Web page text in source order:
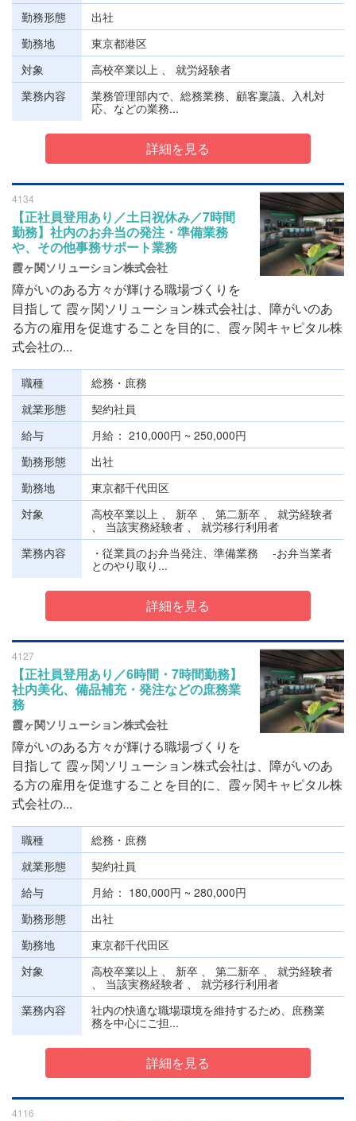
勤務形態
出社
勤務地
東京都港区
対象
高校卒業以上 、 就労経験者
業務内容
業務管理部内で、総務業務、顧客稟議、入札対
応、などの業務...
詳細を見る
4134
【正社員登用あり／土日祝休み／7時間
勤務】社内のお弁当の発注・準備業務
や、その他事務サポート業務
霞ヶ関ソリューション株式会社
障がいのある方々が輝ける職場づくりを
目指して 霞ヶ関ソリューション株式会社は、障がいのあ
る方の雇用を促進することを目的に、霞ヶ関キャピタル株
式会社の...
職種
総務・庶務
就業形態
契約社員
給与
月給
210,000円 ~ 250,000円
勤務形態
出社
勤務地
東京都千代田区
対象
高校卒業以上 、 新卒 、 第二新卒 、 就労経験者
、 当該実務経験者 、 就労移行利用者
業務内容
・従業員のお弁当発注、準備業務 -お弁当業者
とのやり取り...
詳細を見る
4127
【正社員登用あり／6時間・7時間勤務】
社内美化、備品補充・発注などの庶務業
務
霞ヶ関ソリューション株式会社
障がいのある方々が輝ける職場づくりを
目指して 霞ヶ関ソリューション株式会社は、障がいのあ
る方の雇用を促進することを目的に、霞ヶ関キャピタル株
式会社の...
職種
総務・庶務
就業形態
契約社員
給与
月給
180,000円 ~ 280,000円
勤務形態
出社
勤務地
東京都千代田区
対象
高校卒業以上 、 新卒 、 第二新卒 、 就労経験者
、 当該実務経験者 、 就労移行利用者
業務内容
社内の快適な職場環境を維持するため、庶務業
務を中心にご担...
詳細を見る
4116